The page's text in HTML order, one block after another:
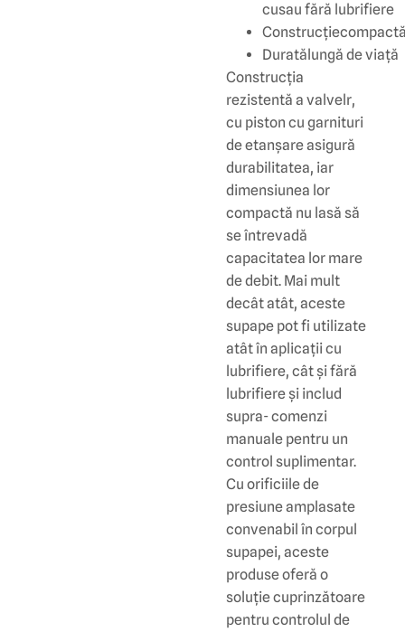
cusau fără lubrifiere
Duratălungă de viață
Construcția
rezistentă a valvelr,
cu piston cu garnituri
de etanșare asigură
durabilitatea, iar
dimensiunea lor
compactă nu lasă să
se întrevadă
capacitatea lor mare
de debit. Mai mult
decât atât, aceste
supape pot fi utilizate
atât în aplicații cu
lubrifiere, cât și fără
lubrifiere și includ
supra- comenzi
manuale pentru un
control suplimentar.
Cu orificiile de
presiune amplasate
convenabil în corpul
supapei, aceste
produse oferă o
soluție cuprinzătoare
pentru controlul de